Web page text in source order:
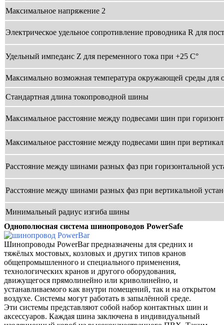
Максимальное напряжение 2
Электрическое удельное сопротивление проводника R для
Удельный импеданс Z для переменного тока при +25 С°
Максимально возможная температура окружающей среды для
Стандартная длина токопроводной шины
Максимальное расстояние между подвесами шин при
Максимальное расстояние между подвесами шин при
Расстояние между шинами разных фаз при горизонтальной
Расстояние между шинами разных фаз при вертикальной
Минимальный радиус изгиба шины
Однополюсная система шинопроводов PowerSafe
Шинопроводы PowerBar предназначены для средних и
тяжёлых мостовых, козловых и других типов кранов
общепромышленного и специального применения,
технологических кранов и другого оборудования,
движущегося прямолинейно или криволинейно, и
устанавливаемого как внутри помещений, так и на открытом
воздухе. Системы могут работать в запылённой среде.
Эти системы представляют собой набор контактных шин и
аксессуаров. Каждая шина заключена в индивидуальный